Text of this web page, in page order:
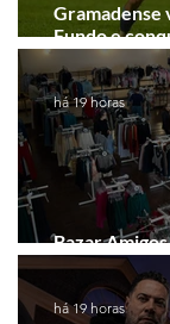
Gramadense
Fundo e
Série A2
Bazar
arrecadação
há 19 horas
há 19 horas